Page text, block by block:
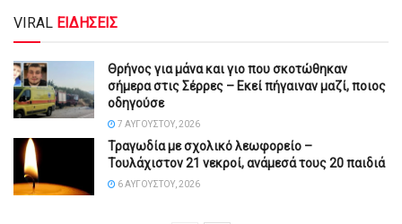
VIRAL ΕΙΔΗΣΕΙΣ
Θρήνος για μάνα και γιο που σκοτώθηκαν
σήμερα στις Σέρρες – Εκεί πήγαιναν μαζί, ποιος
οδηγούσε
7 ΑΥΓΟΎΣΤΟΥ, 2026
Τραγωδία με σχολικό λεωφορείο –
Τουλάχιστον 21 νεκροί, ανάμεσά τους 20 παιδιά
6 ΑΥΓΟΎΣΤΟΥ, 2026